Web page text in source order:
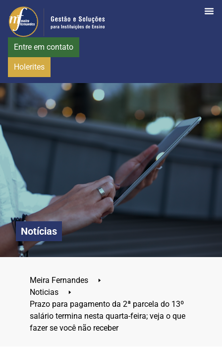
Entre em contato
Holerites
Notícias
Meira Fernandes
🢒
Noticias
🢒
Prazo para pagamento da 2ª parcela do 13º
salário termina nesta quarta-feira; veja o que
fazer se você não receber